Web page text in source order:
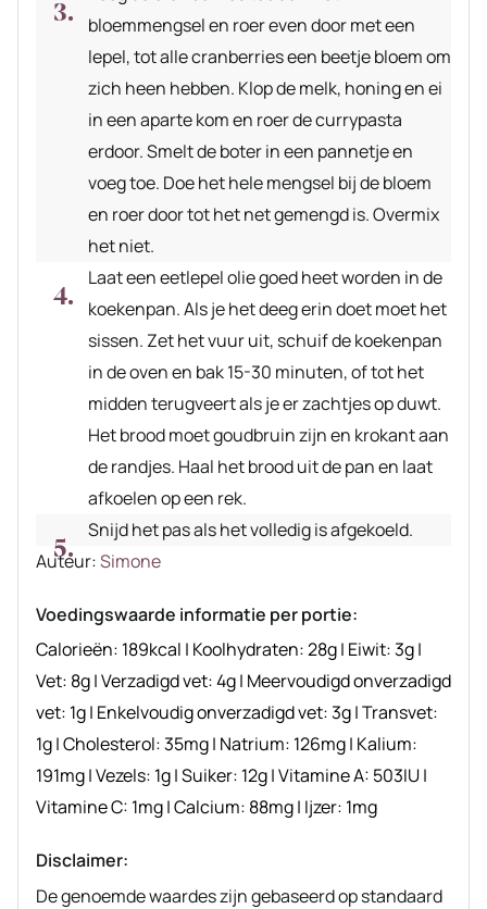
bloemmengsel en roer even door met een
lepel, tot alle cranberries een beetje bloem om
zich heen hebben. Klop de melk, honing en ei
in een aparte kom en roer de currypasta
erdoor. Smelt de boter in een pannetje en
voeg toe. Doe het hele mengsel bij de bloem
en roer door tot het net gemengd is. Overmix
het niet.
Laat een eetlepel olie goed heet worden in de
koekenpan. Als je het deeg erin doet moet het
sissen. Zet het vuur uit, schuif de koekenpan
in de oven en bak 15-30 minuten, of tot het
midden terugveert als je er zachtjes op duwt.
Het brood moet goudbruin zijn en krokant aan
de randjes. Haal het brood uit de pan en laat
afkoelen op een rek.
Snijd het pas als het volledig is afgekoeld.
Auteur
Auteur:Simone
Voedingswaarde informatie per portie:
Calorieën: 189kcal | Koolhydraten:28g| Eiwit:3g|
Vet: 8g|Verzadigd vet:4g| Meervoudigd onverzadigd
vet: 1g| Enkelvoudig onverzadigd vet:3g|Transvet:
1g|Cholesterol:35mg| Natrium: 126mg| Kalium:
191mg|Vezels: 1g|Suiker: 12g|Vitamine A: 503IU|
Vitamine C: 1mg|Calcium: 88mg| Ijzer: 1mg
Disclaimer:
De genoemde waardes zijn gebaseerd op standaard